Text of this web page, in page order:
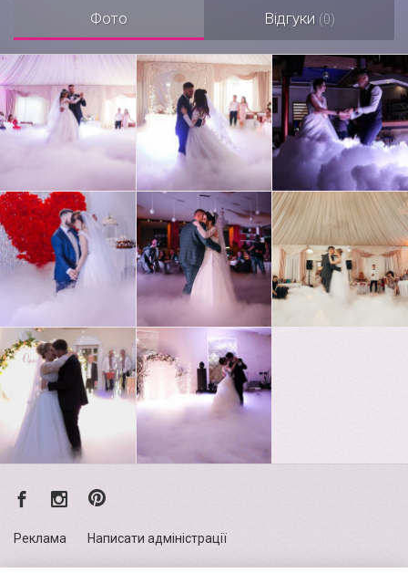
Фото Відгуки (0)
Реклама Написати адміністрації